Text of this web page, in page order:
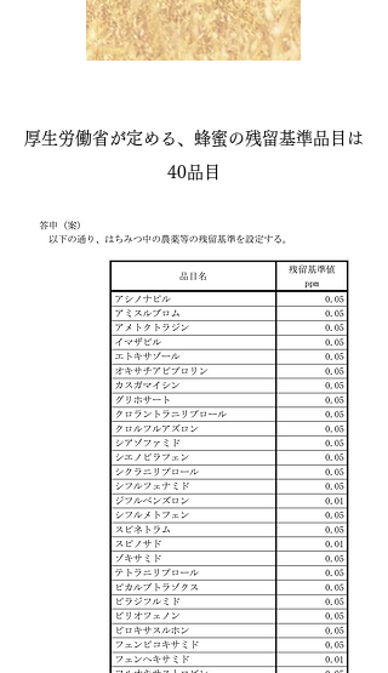
​厚生労働省が定める、蜂蜜の残留基準品目は
40品目